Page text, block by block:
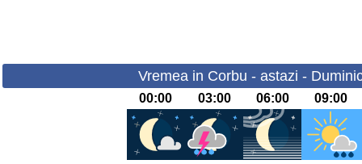
Vremea in Corbu - astazi -
00:00 03:00 06:00 09:00